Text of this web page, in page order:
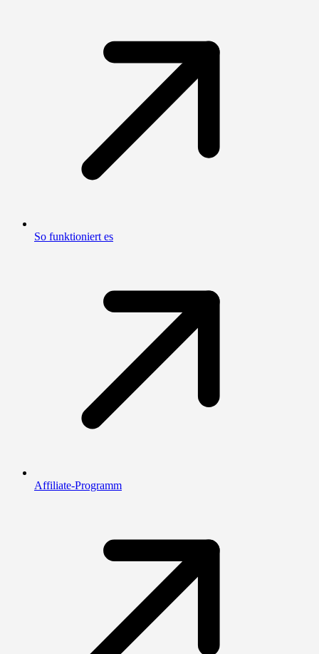
So funktioniert es
Affiliate-Programm